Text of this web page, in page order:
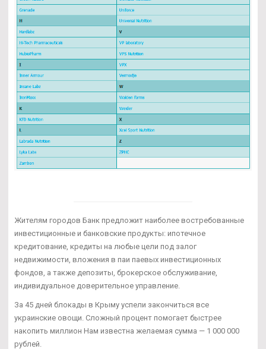
Жителям городов Банк предложит наиболее востребованные
инвестиционные и банковские продукты: ипотечное
кредитование, кредиты на любые цели под залог
недвижимости, вложения в паи паевых инвестиционных
фондов, а также депозиты, брокерское обслуживание,
индивидуальное доверительное управление.
За 45 дней блокады в Крыму успели закончиться все
украинские овощи. Сложный процент помогает быстрее
накопить миллион Нам известна желаемая сумма — 1 000 000
рублей.